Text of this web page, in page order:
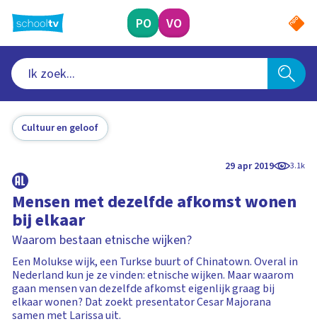
naar
hoofdinhoud
PO VO
Cultuur en geloof
29 apr 2019 3.1k
Mensen met dezelfde afkomst wonen
bij elkaar
Waarom bestaan etnische wijken?
Een Molukse wijk, een Turkse buurt of Chinatown. Overal in
Nederland kun je ze vinden: etnische wijken. Maar waarom
gaan mensen van dezelfde afkomst eigenlijk graag bij
elkaar wonen? Dat zoekt presentator Cesar Majorana
samen met Larissa uit.